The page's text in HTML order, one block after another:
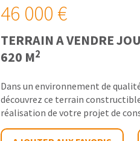
46 000 €
TERRAIN A VENDRE
620 M2
Dans un environnement de
découvrez ce terrain
réalisation de votre projet de